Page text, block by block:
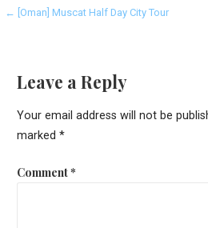
Post
← [Oman] Muscat Half Day City Tour
Leave a Reply
Your email address will not be
marked *
Comment*